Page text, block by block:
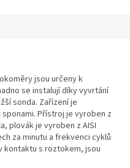
jsou určeny k
se instalují díky vyvrtání
sonda. Zařízení je
Přístroj je vyroben z
plovák je vyroben z AISI
za minutu a frekvenci cyklů
kontaktu s roztokem, jsou